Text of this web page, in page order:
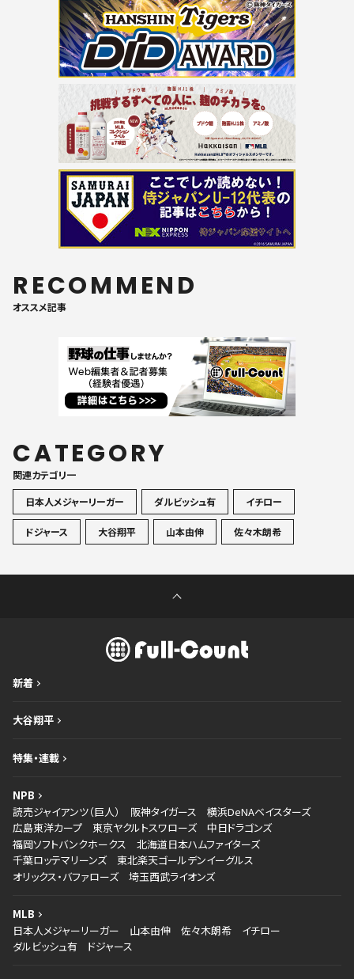
RECOMMEND
オススメ記事
CATEGORY
関連カテゴリ一
日本人メジャーリーガー
ダルビッシュ有 イチロー
ドジャース 大谷翔平 山本由伸 佐々木朗希
新着
大谷翔平
特集・連載
NPB
読売ジャイアンツ（巨人）
阪神タイガース
横浜DeNAベイスターズ
広島東洋カープ
東京ヤクルトスワローズ
中日ドラゴンズ
福岡ソフトバンクホークス
北海道日本ハムファイターズ
千葉ロッテマリーンズ
東北楽天ゴールデンイーグルス
オリックス・バファローズ
埼玉西武ライオンズ
MLB
日本人メジャーリーガー
山本由伸 佐々木朗希
イチロー
ダルビッシュ有
ドジャース